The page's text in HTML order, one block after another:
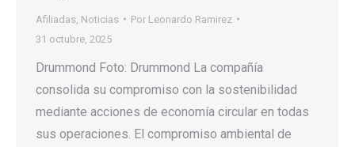
Afiliadas Noticias Por Leonardo Ramirez
31 octubre, 2025
Drummond Foto: Drummond La compañía
consolida su compromiso con la sostenibilidad
mediante acciones de economía circular en todas
sus operaciones. El compromiso ambiental de